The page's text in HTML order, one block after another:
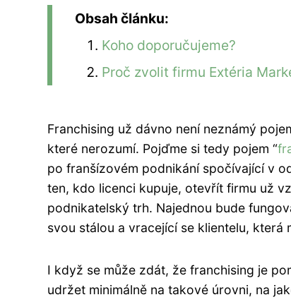
Obsah článku:
Koho doporučujeme?
Proč zvolit firmu Extéria
Franchising už dávno není neznámý
které nerozumí. Pojďme si tedy pojem “
po franšízovém podnikání spočívající v
ten, kdo licenci kupuje, otevřít firmu už
podnikatelský trh. Najednou bude
svou stálou a vracející se klientelu, která
I když se může zdát, že franchising je
udržet minimálně na takové úrovni, na